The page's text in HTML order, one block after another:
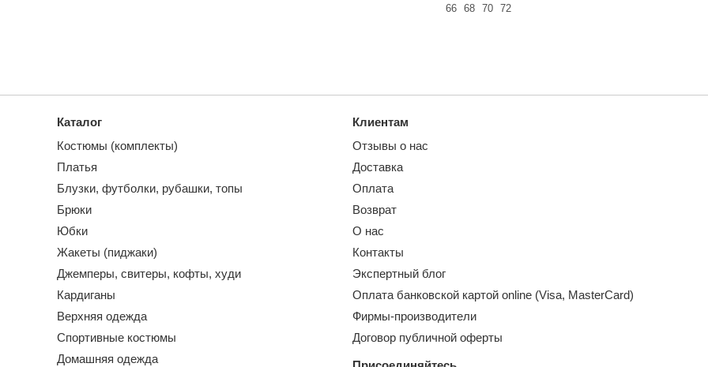
66
68 70 72
Каталог
Костюмы (комплекты)
Платья
Блузки, футболки, рубашки, топы
Брюки
Юбки
Жакеты (пиджаки)
Джемперы, свитеры, кофты, худи
Кардиганы
Верхняя одежда
Спортивные костюмы
Домашняя одежда
Клиентам
Отзывы о нас
Доставка
Оплата
Возврат
О нас
Контакты
Экспертный блог
Оплата банковской картой online (Visa, MasterCard)
Фирмы-производители
Договор публичной оферты